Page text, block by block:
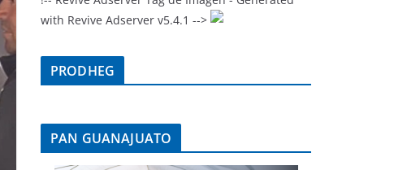
with Revive Adserver v5.4.1 -->
PRODHEG
PAN GUANAJUATO